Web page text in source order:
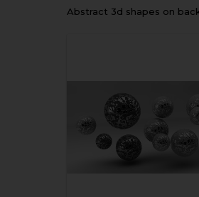
Abstract 3d shapes on background. 3d image. 3d